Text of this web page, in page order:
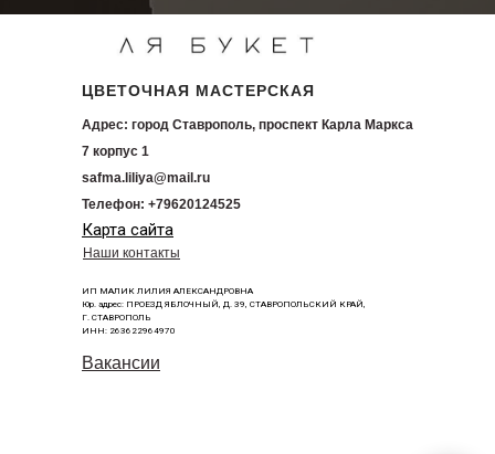
ЦВЕТОЧНАЯ МАСТЕРСКАЯ
Адрес: город Ставрополь, проспект Карла Маркса
7 корпус 1
safma.liliya@mail.ru
Телефон: +79620124525
ИП МАЛИК ЛИЛИЯ АЛЕКСАНДРОВНА
Юр. адрес: ПРОЕЗД ЯБЛОЧНЫЙ, Д. 39, СТАВРОПОЛЬСКИЙ КРАЙ,
Г. СТАВРОПОЛЬ
ИНН: 263622964970
Карта сайта
Наши контакты
Вакансии